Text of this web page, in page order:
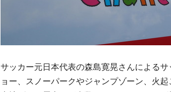
サッカー元日本代表の森島寛晃さんによる
ョー、スノーパークやジャンプゾーン、火
ふくらはぎの張りや